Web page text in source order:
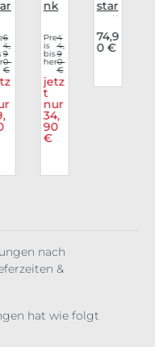
6
4,
9
0
€
nk
e
Lon
gsl
eev
e
Pro
tec
tor
Pre
is
bis
her
4
4,
9
0
€
jetz
t
nur
34,
90
€
star
Pull
ove
r
74,9
0 €
nach
&
hat wie folgt